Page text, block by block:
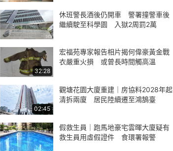
休班警長酒後仍開車 警署撞警車後
繼續駛至科學園 入獄2周罰2萬
32:28
宏福苑專家報告相片揭何偉豪黃金戰
衣嚴重火損 或曾長時間觸高溫
02:45
觀塘花園大廈重建｜房協料2028年起
清拆兩廈 居民陸續遷至鴻鵠臺
假救生員｜跑馬地豪宅雲暉大廈疑有
救生員用虛假證件 食環署報警